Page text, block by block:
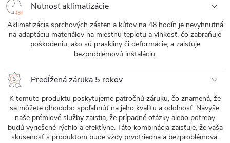
Nutnosť aklimatizácie
Aklimatizácia sprchových zásten a kútov na 48 hodín je nevyhnutná
na adaptáciu materiálov na miestnu teplotu a vlhkosť, čo zabraňuje
poškodeniu, ako sú praskliny či deformácie, a zaisťuje
bezproblémovú inštaláciu.
Predĺžená záruka 5 rokov
K tomuto produktu poskytujeme päťročnú záruku, čo znamená, že
sa môžete dlhodobo spoľahnúť na jeho kvalitu a odolnosť. Navyše,
naše prémiové služby zaistia, že prípadné otázky alebo potreby
budú vyriešené rýchlo a efektívne. Táto kombinácia zaisťuje, že vaša
skúsenosť s produktom bude vždy prvotriedna a bezproblémová.